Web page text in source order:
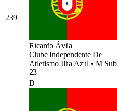
239
Ricardo Ávila
Clube Independente De
Atletismo Ilha Azul • M Sub
23
D